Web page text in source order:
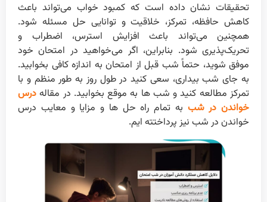
تحقیقات نشان داده است که کمبود خواب می‌تواند باعث
کاهش حافظه، تمرکز، خلاقیت و توانایی حل مسئله شود.
همچنین می‌تواند باعث افزایش استرس، اضطراب و
تحریک‌پذیری شود. بنابراین، اگر می‌خواهید در امتحان خود
موفق شوید، حتماً شب قبل از امتحان به اندازه کافی بخوابید.
به جای شب بیداری، سعی کنید در طول روز به طور منظم و با
تمرکز مطالعه کنید و شب ها به موقع بخوابید. در مقاله درس
خواندن در شب به تمام راه حل ها و مزایا و معایب درس
خواندن در شب نیز پرداختته ایم.